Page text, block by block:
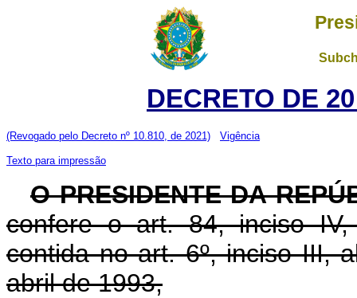
DECRETO DE
(Revogado pelo Decreto nº 10.810, de 2021) Vigência
Texto para impressão
O PRESIDENTE DA
confere o art. 84, inciso
contida no art. 6º, inciso III,
abril de 1993,